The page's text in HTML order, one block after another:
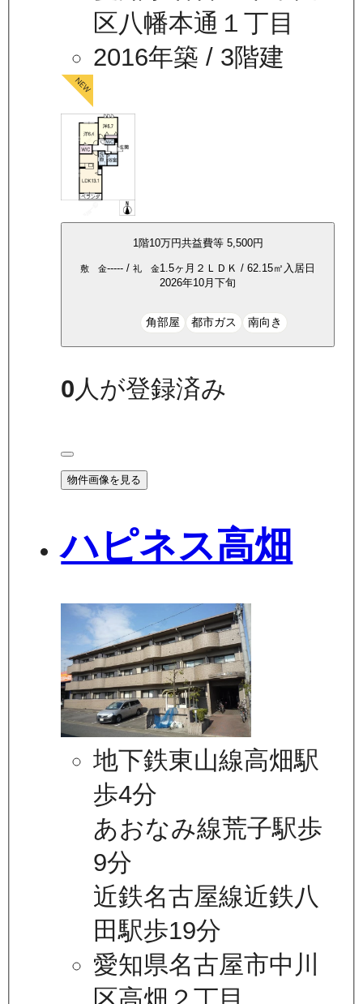
区八幡本通１丁目
2016年築 / 3階建
1階10万円共益費等 5,500円
敷 金----- / 礼 金1.5ヶ月 ２ＬＤＫ / 62.15㎡ 入居日
2026年10月下旬
角部屋 都市ガス 南向き
0 人が登録済み
物件画像を見る
ハピネス高畑
地下鉄東山線高畑駅
歩4分
あおなみ線荒子駅歩
9分
近鉄名古屋線近鉄八
田駅歩19分
愛知県名古屋市中川